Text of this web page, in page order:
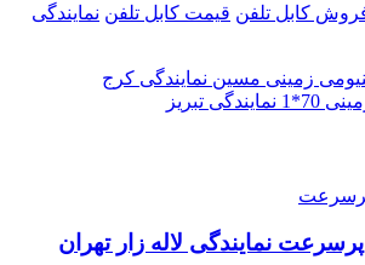
کابل تلفن قیمت کابل تلفن نمایندگی
تبریز
نمایندگی لاله زار تهران